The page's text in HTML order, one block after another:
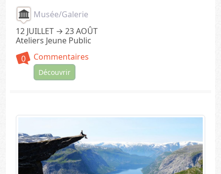
Musée/Galerie
12 JUILLET → 23 AOÛT
Ateliers Jeune Public
0
Commentaires
Découvrir